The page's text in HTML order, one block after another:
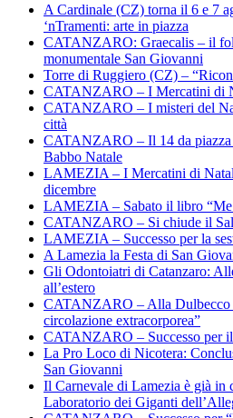
A Cardinale (CZ) torna il 6 e 7
‘nTramenti: arte in piazza
CATANZARO: Graecalis – il
monumentale San Giovanni
Torre di Ruggiero (CZ) –
CATANZARO – I Mercatini di
CATANZARO – I misteri del
città
CATANZARO – Il 14 da piazza
Babbo Natale
LAMEZIA – I Mercatini di
dicembre
LAMEZIA – Sabato il libro “Me
CATANZARO – Si chiude il
LAMEZIA – Successo per la
A Lamezia la Festa di San
Gli Odontoiatri di Catanzaro:
all’estero
CATANZARO – Alla Dulbecco
circolazione extracorporea”
CATANZARO – Successo per
La Pro Loco di Nicotera:
San Giovanni
Il Carnevale di Lamezia è già in
Laboratorio dei Giganti